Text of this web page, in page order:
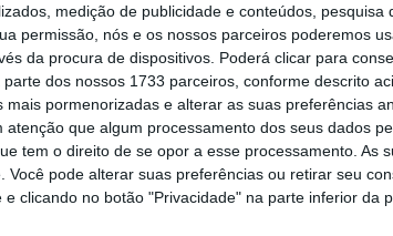
medição de publicidade e conteúdos, pesquisa
permissão, nós e os nossos parceiros poderemos
da procura de dispositivos. Poderá clicar para
dos nossos 1733 parceiros, conforme descrito
pormenorizadas e alterar as suas preferências
atenção que algum processamento dos seus dados
tem o direito de se opor a esse processamento. As
Você pode alterar suas preferências ou retirar seu
clicando no botão "Privacidade" na parte inferior da
https://eco.sapo.pt/2020/06/05/tesouro-quer-colocar-ate-1-500-milhoes-em-divida-a-dez-anos/ Copiar